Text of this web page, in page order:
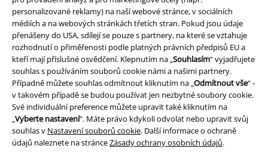
personalizované reklamy) na naší webové stránce, v sociálních
médiích a na webových stránkách třetích stran. Pokud jsou údaje
přenášeny do USA, sdílejí se pouze s partnery, na které se vztahuje
rozhodnutí o přiměřenosti podle platných právních předpisů EU a
kteří mají příslušné osvědčení. Klepnutím na „Souhlasím“ vyjadřujete
souhlas s používáním souborů cookie námi a našimi partnery.
Případně můžete souhlas odmítnout kliknutím na „Odmítnout vše“ -
v takovém případě se budou používat jen nezbytné soubory cookie.
Své individuální preference můžete upravit také kliknutím na
„Vyberte nastavení“. Máte právo kdykoli odvolat nebo upravit svůj
souhlas v Nastavení souborů cookie. Další informace o ochraně
údajů naleznete na stránceZásady ochrany osobních údajů.
Právní informace
Podmínky
Prohlášení
Ochrana osobních údajů
Likvidace odpadu a ochrana životního prostředí